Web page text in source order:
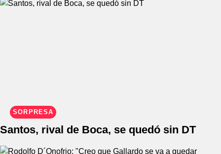
SORPRESA
Santos, rival de Boca, se quedó sin DT